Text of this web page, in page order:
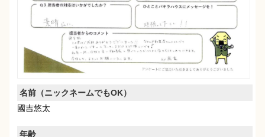
名前（ニックネームでもOK）
國吉悠太
年齢